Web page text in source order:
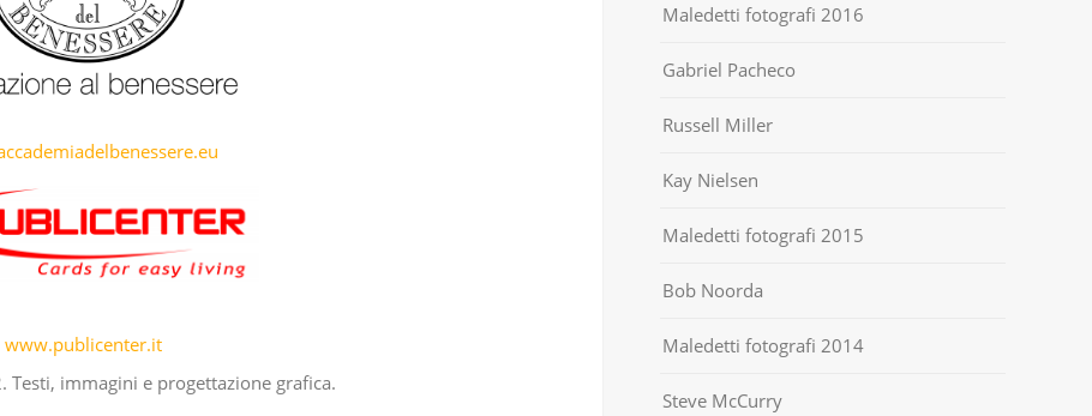
www.publicenter.it
Testi, immagini e progettazione grafica.
Maledetti fotografi 2016
Gabriel Pacheco
Russell Miller
Kay Nielsen
Maledetti fotografi 2015
Bob Noorda
Maledetti fotografi 2014
Steve McCurry